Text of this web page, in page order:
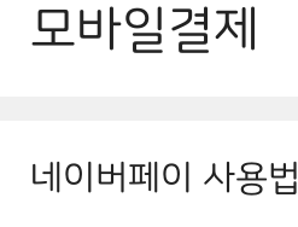
모바일결제
네이버페이 사용법